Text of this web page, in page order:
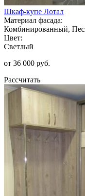
Шкаф-купе Лотал
Материал фасада:
Комбинированный,
Цвет:
Светлый
от 36 000 руб.
Рассчитать